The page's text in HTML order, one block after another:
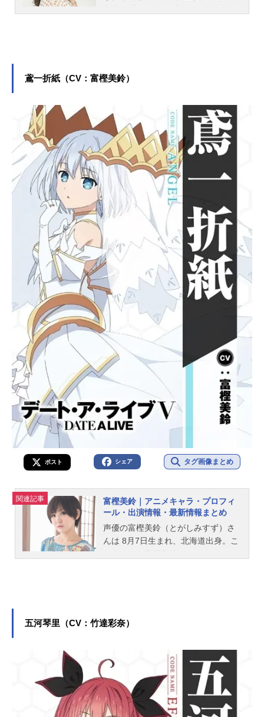
では、井上麻里奈さんのオススメ記
鳶一折紙（CV：富樫美鈴）
ポスト シェア タグ画像まとめ
関連記事
富樫美鈴｜アニメキャラ・プロフィ
ール・出演情報・最新情報まとめ
声優の富樫美鈴（とがしみすず）さ
んは 8月7日生まれ、北海道出身。こ
五河琴里（CV：竹達彩奈）